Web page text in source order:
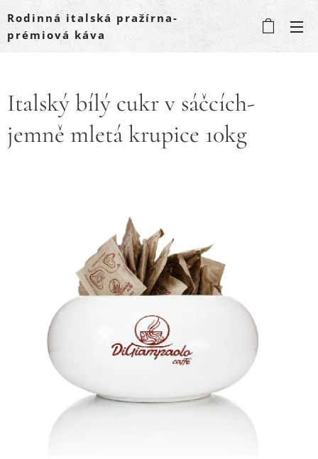
Rodinná italská pražírna-
prémiová káva
Italský bílý cukr v sáčcích-
jemně mletá krupice 10kg